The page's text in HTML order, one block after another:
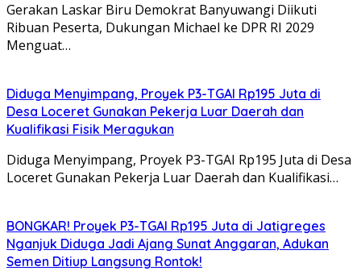
Gerakan Laskar Biru Demokrat Banyuwangi Diikuti
Ribuan Peserta, Dukungan Michael ke DPR RI 2029
Menguat…
Diduga Menyimpang, Proyek P3-TGAI Rp195 Juta di
Desa Loceret Gunakan Pekerja Luar Daerah dan
Kualifikasi Fisik Meragukan
Diduga Menyimpang, Proyek P3-TGAI Rp195 Juta di Desa
Loceret Gunakan Pekerja Luar Daerah dan Kualifikasi…
BONGKAR! Proyek P3-TGAI Rp195 Juta di Jatigreges
Nganjuk Diduga Jadi Ajang Sunat Anggaran, Adukan
Semen Ditiup Langsung Rontok!